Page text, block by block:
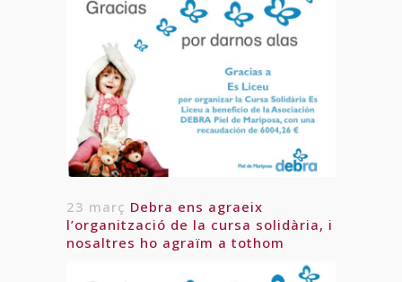
23 març Debra ens agraeix
l’organització de la cursa solidària, i
nosaltres ho agraïm a tothom